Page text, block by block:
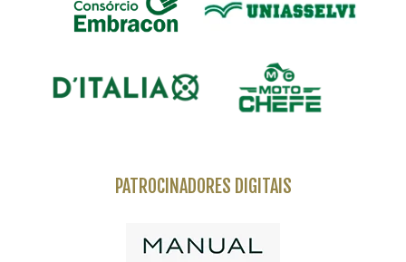
PATROCINADORES DIGITAIS